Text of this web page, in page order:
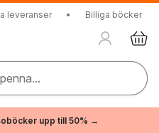
leveranser • Billiga böcker
upp till 50% →